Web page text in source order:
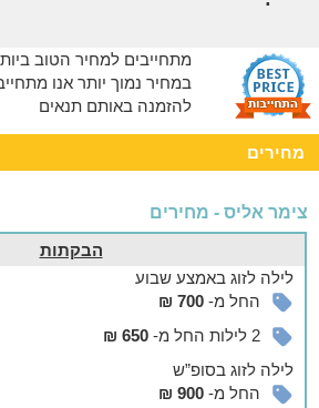
אצלנו בחצר
ישיבה מרווחת עם מסך טלוויזיה ענק ושולחן
בריכה
התבלין שבגינה.
להתחיל את היום עם חיוך
באפשרותכם להנות מארוחת בוקר דרוזית
ארוחות "על האש" לחובבי הבשרים.
לטיולים באיזור והזמנת עיסויים מרגיעים
מטפלים מיומנים ומנוסים.
מתחייבים למחיר הטוב
במחיר נמוך יותר אנו
להזמנה באותם תנאים
מחירים
צימר אליס - מחירים
הבקתות
לילהלזוג באמצע שבוע
החל מ-700 ₪
2 לילות החל מ-
650 ₪
לילהלזוג בסופ”ש
החל מ-900 ₪